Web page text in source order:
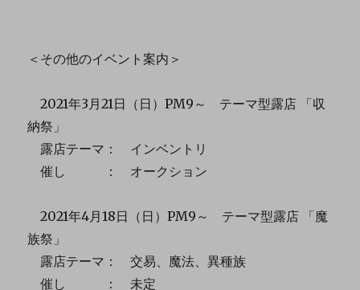
＜その他のイベント案内＞
2021年3月21日（日）PM9～ テーマ型露店 「収
納祭」
露店テーマ： インベントリ
催し ： オークション
2021年4月18日（日）PM9～ テーマ型露店 「魔
族祭」
露店テーマ： 交易、魔法、異種族
催し ： 未定